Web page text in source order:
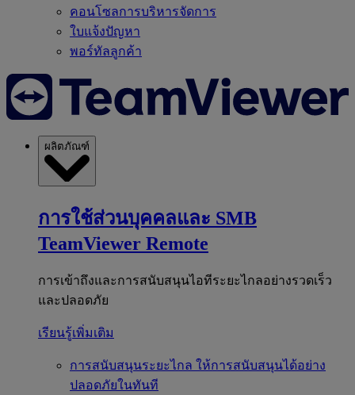
คอนโซลการบริหารจัดการ
ใบแจ้งปัญหา
พอร์ทัลลูกค้า
ผลิตภัณฑ์
การใช้ส่วนบุคคลและ SMB
TeamViewer Remote
การเข้าถึงและการสนับสนุนไอทีระยะไกลอย่างรวดเร็ว
และปลอดภัย
เรียนรู้เพิ่มเติม
การสนับสนุนระยะไกล ให้การสนับสนุนได้อย่าง
ปลอดภัยในทันที